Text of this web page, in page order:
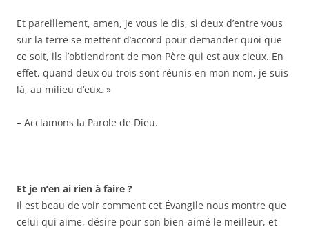
Et pareillement, amen, je vous le dis, si deux d’entre vous
sur la terre se mettent d’accord pour demander quoi que
ce soit, ils l’obtiendront de mon Père qui est aux cieux. En
effet, quand deux ou trois sont réunis en mon nom, je suis
là, au milieu d’eux. »
– Acclamons la Parole de Dieu.
Et je n’en ai rien à faire ?
Il est beau de voir comment cet Évangile nous montre que
celui qui aime, désire pour son bien-aimé le meilleur, et